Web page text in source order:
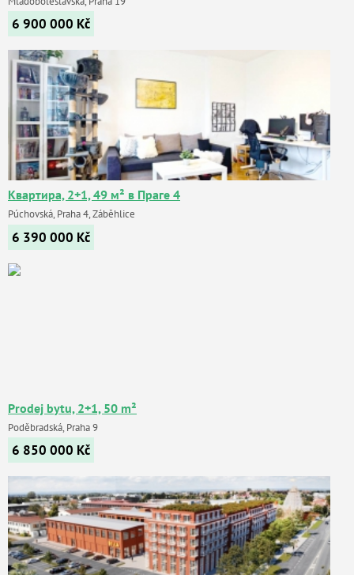
6 900 000 Kč
Квартира, 2+1, 49 м² в Праге 4
Púchovská, Praha 4, Záběhlice
6 390 000 Kč
Prodej bytu, 2+1, 50 m²
Poděbradská, Praha 9
6 850 000 Kč